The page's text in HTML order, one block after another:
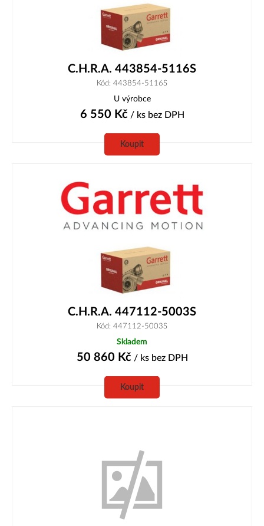
C.H.R.A. 443854-5116S
Kód: 443854-5116S
U výrobce
6 550 Kč/ ks bez DPH
Koupit
C.H.R.A. 447112-5003S
Kód: 447112-5003S
Skladem
50 860 Kč/ ks bez DPH
Koupit